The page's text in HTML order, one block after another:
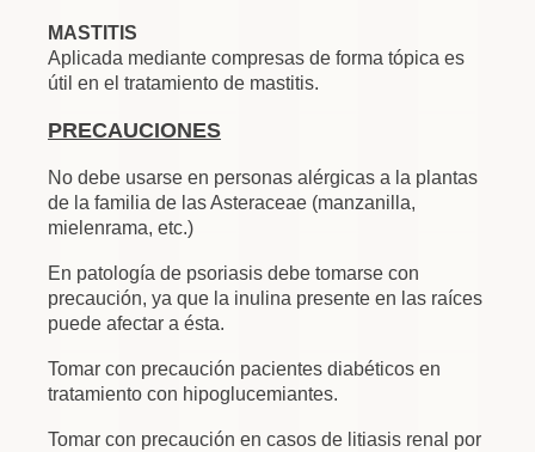
MASTITIS
Aplicada mediante compresas de forma tópica es
útil en el tratamiento de mastitis.
PRECAUCIONES
No debe usarse en personas alérgicas a la plantas
de la familia de las Asteraceae (manzanilla,
mielenrama, etc.)
En patología de psoriasis debe tomarse con
precaución, ya que la inulina presente en las raíces
puede afectar a ésta.
Tomar con precaución pacientes diabéticos en
tratamiento con hipoglucemiantes.
Tomar con precaución en casos de litiasis renal por